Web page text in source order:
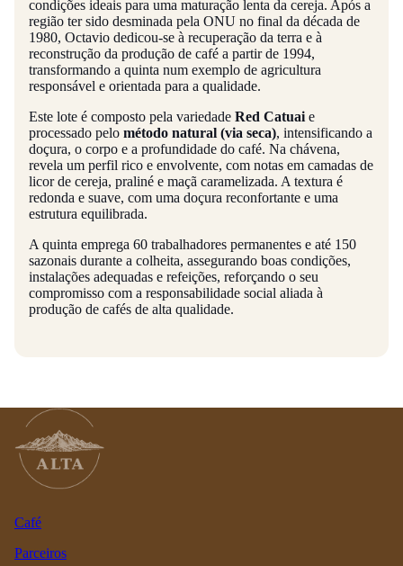
condições ideais para uma maturação lenta da cereja. Após a
região ter sido desminada pela ONU no final da década de
1980, Octavio dedicou-se à recuperação da terra e à
reconstrução da produção de café a partir de 1994,
transformando a quinta num exemplo de agricultura
responsável e orientada para a qualidade.
Este lote é composto pela variedade Red Catuai e
processado pelo método natural (via seca), intensificando a
doçura, o corpo e a profundidade do café. Na chávena,
revela um perfil rico e envolvente, com notas em camadas de
licor de cereja, praliné e maçã caramelizada. A textura é
redonda e suave, com uma doçura reconfortante e uma
estrutura equilibrada.
A quinta emprega 60 trabalhadores permanentes e até 150
sazonais durante a colheita, assegurando boas condições,
instalações adequadas e refeições, reforçando o seu
compromisso com a responsabilidade social aliada à
produção de cafés de alta qualidade.
Café
Parceiros